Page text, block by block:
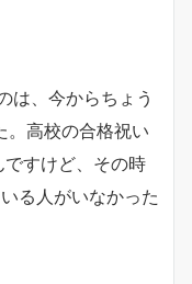
は、今からちょう
。高校の合格祝い
すけど、その時
る人がいなかった